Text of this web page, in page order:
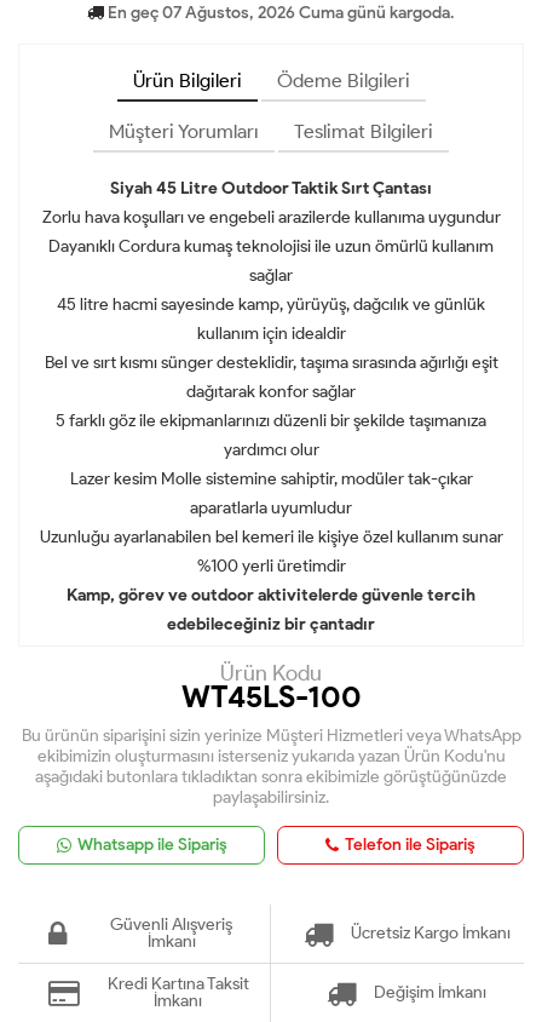
En geç 07 Ağustos, 2026 Cuma günü kargoda.
Ürün Bilgileri Ödeme Bilgileri
Müşteri Yorumları Teslimat Bilgileri
Siyah 45 Litre Outdoor Taktik Sırt Çantası
Zorlu hava koşulları ve engebeli arazilerde kullanıma uygundur
Dayanıklı Cordura kumaş teknolojisi ile uzun ömürlü kullanım
sağlar
45 litre hacmi sayesinde kamp, yürüyüş, dağcılık ve günlük
kullanım için idealdir
Bel ve sırt kısmı sünger desteklidir, taşıma sırasında ağırlığı eşit
dağıtarak konfor sağlar
5 farklı göz ile ekipmanlarınızı düzenli bir şekilde taşımanıza
yardımcı olur
Lazer kesim Molle sistemine sahiptir, modüler tak-çıkar
aparatlarla uyumludur
Uzunluğu ayarlanabilen bel kemeri ile kişiye özel kullanım sunar
%100 yerli üretimdir
Kamp, görev ve outdoor aktivitelerde güvenle tercih
edebileceğiniz bir çantadır
Ürün Kodu
WT45LS-100
Bu ürünün siparişini sizin yerinize Müşteri Hizmetleri veya WhatsApp
ekibimizin oluşturmasını isterseniz yukarıda yazan Ürün Kodu'nu
aşağıdaki butonlara tıkladıktan sonra ekibimizle görüştüğünüzde
paylaşabilirsiniz.
Whatsapp ile Sipariş Telefon ile Sipariş
Güvenli Alışveriş
İmkanı
Ücretsiz Kargo İmkanı
Kredi Kartına Taksit
İmkanı
Değişim İmkanı